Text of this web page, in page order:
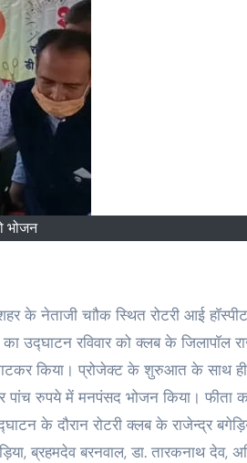
भोजन
के नेताजी चाौक स्थित रोटरी आई
उद्घाटन रविवार को क्लब के जिलापाॅल
किया। प्रोजेक्ट के शुरुआत के साथ
पांच रुपये में मनपंसद भोजन किया। फीता
के दौरान रोटरी क्लब के राजेन्द्र
ब्रहमदेव बरनवाल, डा. तारकनाथ देव,